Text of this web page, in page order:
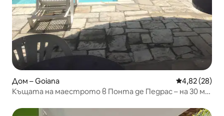
Дом – Goiana Средна
4,82 (28)
Къщата на маестрото в Понта де Педрас – на 30 м